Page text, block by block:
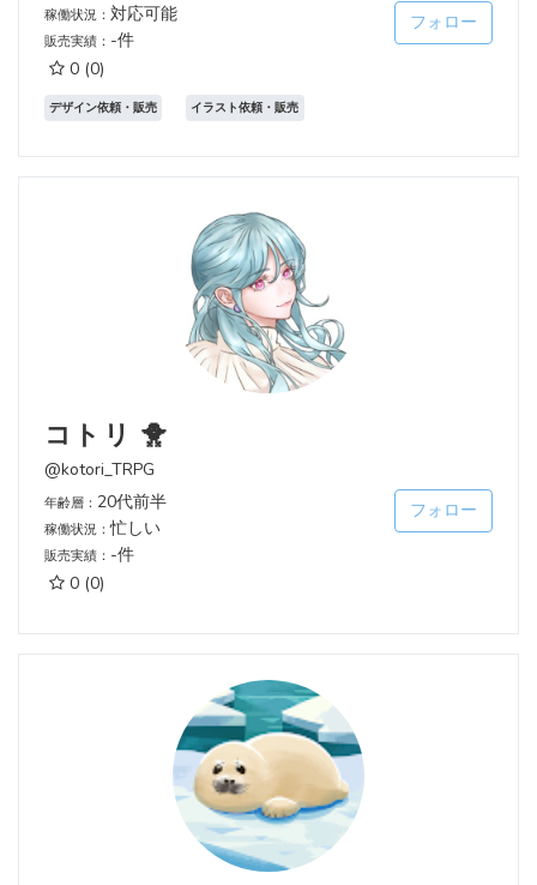
稼働状況： 対応可能
販売実績： -件
0 (0)
フォロー
デザイン依頼・販売 イラスト依頼・販売
コトリ 🐥
@kotori_TRPG
年齢層： 20代前半
稼働状況：忙しい
販売実績： -件
0 (0)
フォロー